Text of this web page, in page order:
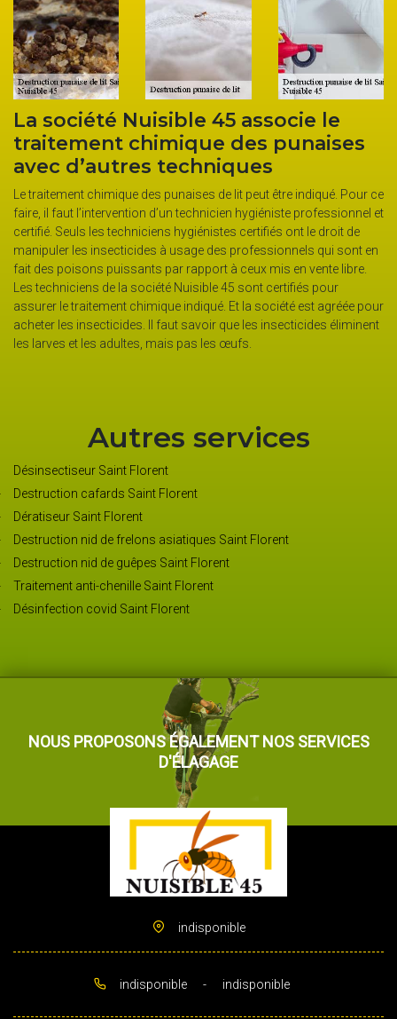
La société Nuisible 45 associe le
traitement chimique des punaises
avec d’autres techniques
Le traitement chimique des punaises de lit peut être indiqué. Pour ce
faire, il faut l’intervention d’un technicien hygiéniste professionnel et
certifié. Seuls les techniciens hygiénistes certifiés ont le droit de
manipuler les insecticides à usage des professionnels qui sont en
fait des poisons puissants par rapport à ceux mis en vente libre.
Les techniciens de la société Nuisible 45 sont certifiés pour
assurer le traitement chimique indiqué. Et la société est agréée pour
acheter les insecticides. Il faut savoir que les insecticides éliminent
les larves et les adultes, mais pas les œufs.
Autres services
Désinsectiseur Saint Florent
Destruction cafards Saint Florent
Dératiseur Saint Florent
Destruction nid de frelons asiatiques Saint Florent
Destruction nid de guêpes Saint Florent
Traitement anti-chenille Saint Florent
Désinfection covid Saint Florent
NOUS PROPOSONS ÉGALEMENT NOS SERVICES
D'ÉLAGAGE
indisponible
indisponible - indisponible